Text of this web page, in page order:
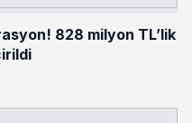
828 milyon TL’lik